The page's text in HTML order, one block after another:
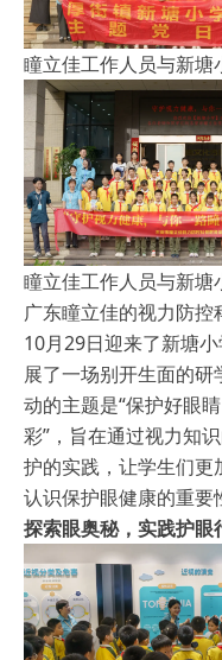
瞳立佳工作人员与新塘
瞳立佳工作人员与新塘
广东瞳立佳的视力防控
10月29日迎来了新塘
展了一场别开生面的
动的主题是“保护好眼睛
彩”，旨在通过视力知
护的实践，让学生们更
认识保护眼健康的重要
探索眼奥秘，实践护眼